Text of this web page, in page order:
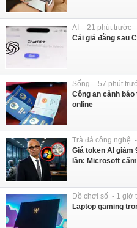
AI - 21 phút trước
Cái giá đằng sau
Sống - 57 phút
Công an cảnh
online
Trà đá công nghệ
Giá token AI giảm
lần: Microsoft
Đồ chơi số - 1 giờ
Laptop gaming